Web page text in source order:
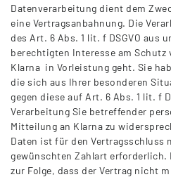
Datenverarbeitung dient dem
eine Vertragsanbahnung. Die
des Art. 6 Abs. 1 lit. f DSGVO aus
berechtigten Interesse am Schutz
Klarna in Vorleistung geht. Sie
die sich aus Ihrer besonderen
gegen diese auf Art. 6 Abs. 1 lit. f
Verarbeitung Sie betreffender
Mitteilung an Klarna zu
Daten ist für den Vertragsschluss
gewünschten Zahlart
zur Folge, dass der Vertrag nicht